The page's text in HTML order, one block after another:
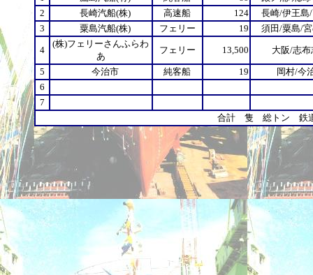
2
長崎汽船(株) 高速船 124
長崎/伊王島
3
粟島汽船(株) フェリー 19 須田/粟島/
4
(株)フェリーさんふらわ
あ
フェリー 13,500 大阪/志布
5 今治市 純客船 19
岡村/今
6
7
合計 隻 総トン 鉄